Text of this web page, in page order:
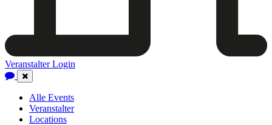
Veranstalter Login
Close
Navigation
Alle Events
Veranstalter
Locations